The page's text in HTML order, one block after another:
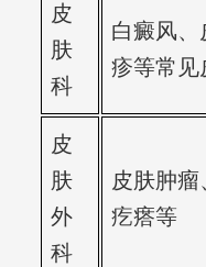
皮
肤
科
白癜风、
疹等常见
皮
肤
外
科
皮肤肿瘤
疙瘩等